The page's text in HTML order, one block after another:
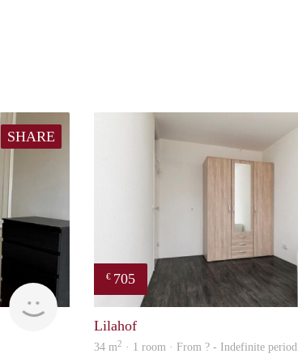
SHARE
€ 705
Lilahof
34 m2 · 1 room · From ? - Indefinite period